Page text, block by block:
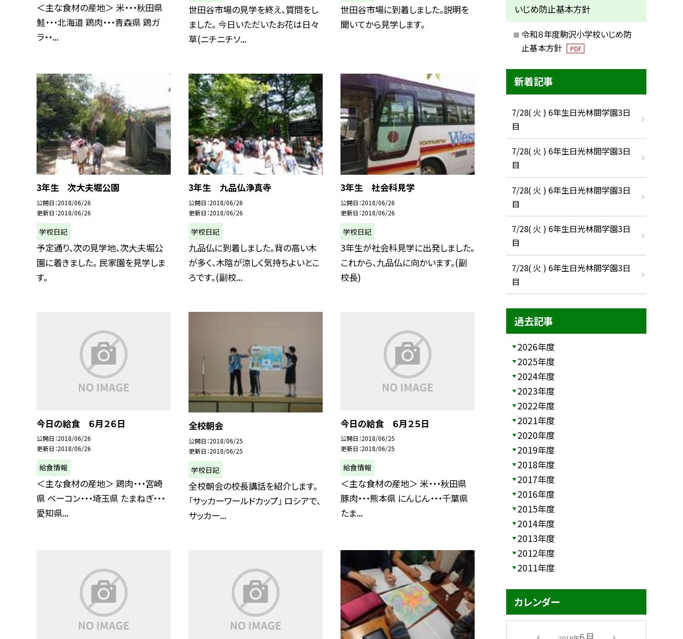
＜主な食材の産地＞ 米・・・秋田県
鮭・・・北海道 鶏肉・・・青森県 鶏ガ
ラ・・...
世田谷市場の見学を終え、質問をし
ました。 今日いただいたお花は日々
草(ニチニチソ...
世田谷市場に到着しました。説明を
聞いてから見学します。
3年生 次大夫堀公園
公開日 2018/06/26
更新日 2018/06/26
学校日記
予定通り、次の見学地、次大夫堀公
園に着きました。 民家園を見学しま
す。
3年生 九品仏浄真寺
公開日 2018/06/26
更新日 2018/06/26
学校日記
九品仏に到着しました。背の高い木
が多く、木陰が涼しく気持ちよいとこ
ろです。(副校...
3年生 社会科見学
公開日 2018/06/26
更新日 2018/06/26
学校日記
3年生が社会科見学に出発しました。
これから、九品仏に向かいます。(副
校長)
今日の給食 ６月２６日
公開日 2018/06/26
更新日 2018/06/26
給食情報
＜主な食材の産地＞ 鶏肉・・・宮崎
県 ベーコン・・・埼玉県 たまねぎ・・・
愛知県...
全校朝会
公開日 2018/06/25
更新日 2018/06/25
学校日記
全校朝会の校長講話を紹介します。
「サッカーワールドカップ」 ロシアで、
サッカー...
今日の給食 ６月２５日
公開日 2018/06/25
更新日 2018/06/25
給食情報
＜主な食材の産地＞ 米・・・秋田県
豚肉・・・熊本県 にんじん・・・千葉県
たま...
いじめ防止基本方針
令和８年度駒沢小学校いじめ防
止基本方針
PDF
新着記事
7/28( 火 ) 6年生日光林間学園3日
目
7/28( 火 ) 6年生日光林間学園3日
目
7/28( 火 ) 6年生日光林間学園3日
目
7/28( 火 ) 6年生日光林間学園3日
目
7/28( 火 ) 6年生日光林間学園3日
目
過去記事
2026年度
2025年度
2024年度
2023年度
2022年度
2021年度
2020年度
2019年度
2018年度
2017年度
2016年度
2015年度
2014年度
2013年度
2012年度
2011年度
カレンダー